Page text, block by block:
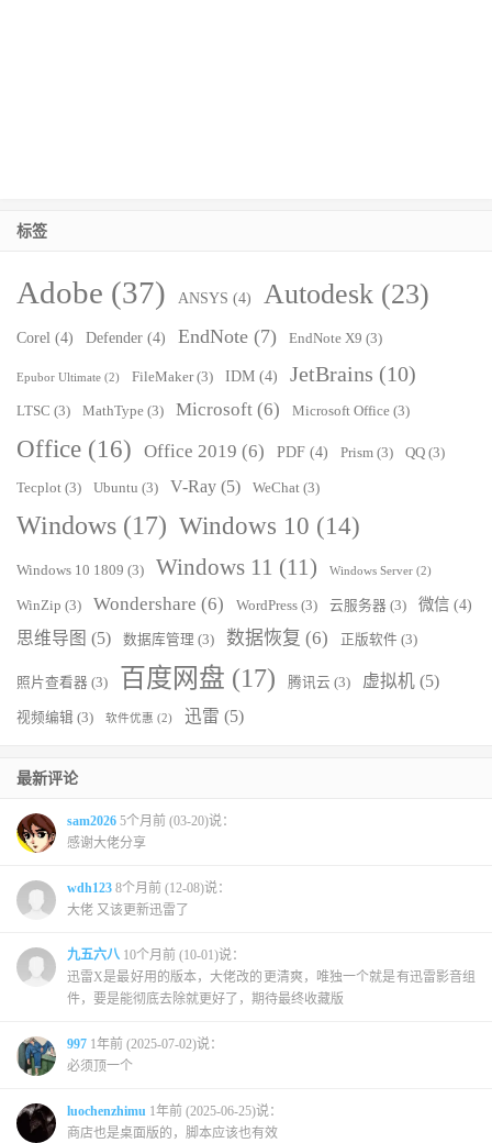
标签
Adobe (37) ANSYS (4) Autodesk (23)
Corel (4) Defender (4) EndNote (7) EndNote X9 (3)
Epubor Ultimate (2) FileMaker(3) IDM (4) JetBrains (10)
LTSC (3) MathType (3) Microsoft (6) Microsoft Office (3)
Office (16) Office 2019 (6) PDF (4) Prism (3) QQ (3)
Tecplot (3) Ubuntu (3) V-Ray (5) WeChat (3)
Windows (17) Windows 10 (14)
Windows 10 1809 (3) Windows 11 (11) Windows Server (2)
WinZip (3) Wondershare (6) WordPress (3) 云服务器 (3) 微信 (4)
思维导图 (5) 数据库管理 (3) 数据恢复 (6) 正版软件 (3)
照片查看器 (3) 百度网盘 (17) 腾讯云 (3) 虚拟机 (5)
视频编辑 (3) 软件优惠 (2) 迅雷 (5)
最新评论
sam2026 5个月前 (03-20)说：
感谢大佬分享
wdh123 8个月前 (12-08)说：
大佬 又该更新迅雷了
九五六八 10个月前 (10-01)说：
迅雷X是最好用的版本，大佬改的更清爽，唯独一个就是有迅雷影音组
件，要是能彻底去除就更好了，期待最终收藏版
997 1年前 (2025-07-02)说：
必须顶一个
luochenzhimu 1年前 (2025-06-25)说：
商店也是桌面版的，脚本应该也有效